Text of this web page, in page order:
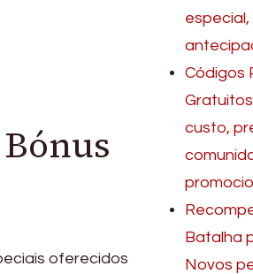
oferecidos
Códigos
custo,
Batalha
Novos